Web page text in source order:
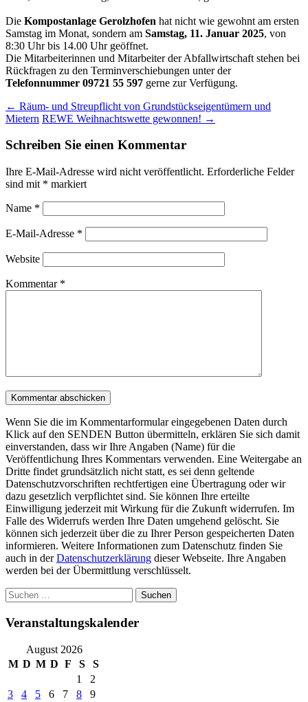
Die Kompostanlage Gerolzhofen hat nicht wie gewohnt am ersten
Samstag im Monat, sondern am Samstag, 11. Januar 2025, von
8:30 Uhr bis 14.00 Uhr geöffnet.
Die Mitarbeiterinnen und Mitarbeiter der Abfallwirtschaft stehen bei
Rückfragen zu den Terminverschiebungen unter der
Telefonnummer 09721 55 597 gerne zur Verfügung.
Post
navigation
← Räum- und Streupflicht von Grundstückseigentümern und
Mietern REWE Weihnachtswette gewonnen! →
Schreiben Sie einen Kommentar
Ihre E-Mail-Adresse wird nicht veröffentlicht. Erforderliche Felder
sind mit * markiert
Name *
E-Mail-Adresse *
Website
Kommentar *
Wenn Sie die im Kommentarformular eingegebenen Daten durch
Klick auf den SENDEN Button übermitteln, erklären Sie sich damit
einverstanden, dass wir Ihre Angaben (Name) für die
Veröffentlichung Ihres Kommentars verwenden. Eine Weitergabe an
Dritte findet grundsätzlich nicht statt, es sei denn geltende
Datenschutzvorschriften rechtfertigen eine Übertragung oder wir
dazu gesetzlich verpflichtet sind. Sie können Ihre erteilte
Einwilligung jederzeit mit Wirkung für die Zukunft widerrufen. Im
Falle des Widerrufs werden Ihre Daten umgehend gelöscht. Sie
können sich jederzeit über die zu Ihrer Person gespeicherten Daten
informieren. Weitere Informationen zum Datenschutz finden Sie
auch in derDatenschutzerklärung dieser Webseite. Ihre Angaben
werden bei der Übermittlung verschlüsselt.
Suchen
nach:
Veranstaltungskalender
August 2026
M D M D F S
S
1
2
3
4 5 6 7 8
9